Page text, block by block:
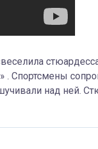
. Спортсмены
над ней.